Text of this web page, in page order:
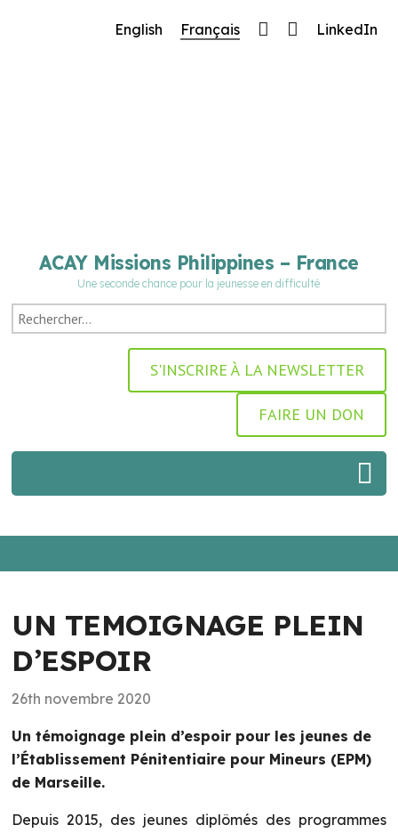
LinkedIn
Français
English
ACAY Missions Philippines – France
Une seconde chance pour la jeunesse en difficulté
S'INSCRIRE À LA NEWSLETTER
FAIRE UN DON
UN TEMOIGNAGE PLEIN
D’ESPOIR
26th novembre 2020
Un témoignage plein d’espoir pour les jeunes de
l’Établissement Pénitentiaire pour Mineurs (EPM)
de Marseille.
Depuis 2015, des jeunes diplômés des programmes
🔧 Notre site fait peau neuve ! Informations et
charte graphique en cours de mise à jour : merci